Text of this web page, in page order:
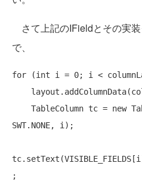
さて上記のIFieldとその実
で、
for (int i = 0; i <
    TableColumn tc =
new
SWT.NONE, i);
;